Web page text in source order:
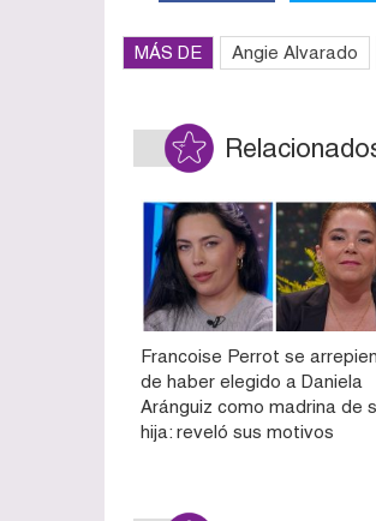
MÁS DE Angie Alvarado
Francoise Perrot se
de haber elegido a Daniela
Aránguiz como madrina de
hija: reveló sus motivos